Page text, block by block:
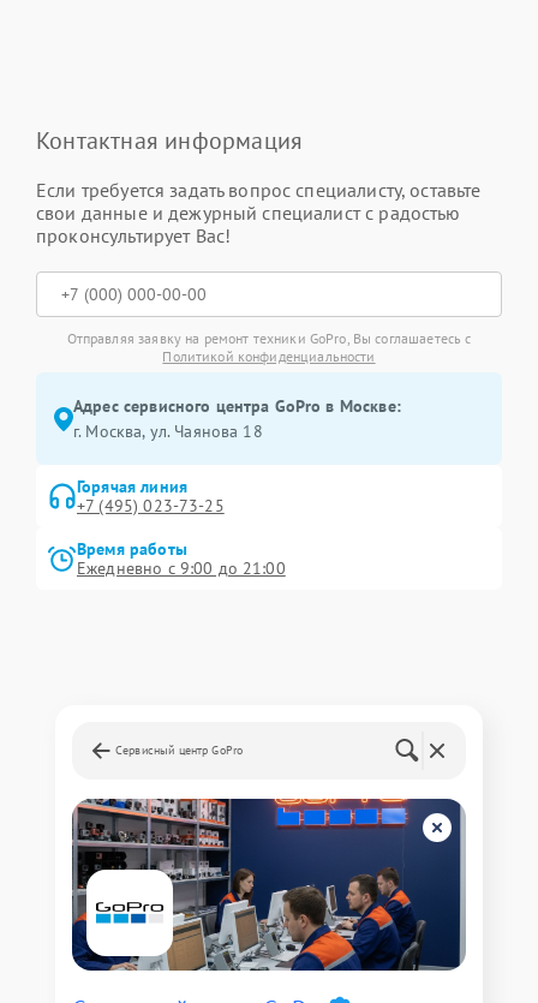
Контактная информация
Если требуется задать вопрос специалисту, оставьте
свои данные и дежурный специалист с радостью
проконсультирует Вас!
Отправляя заявку на ремонт техники GoPro, Вы соглашаетесь с
Политикой конфиденциальности
Адрес сервисного центра GoPro в Москве:
г. Москва, ул. Чаянова 18
Горячая линия
+7 (495) 023-73-25
Время работы
Ежедневно с 9:00 до 21:00
Сервисный центр GoPro